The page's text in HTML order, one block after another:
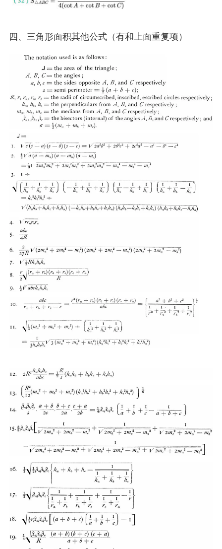
四、三角形面积其他公式（有和上面重复项）